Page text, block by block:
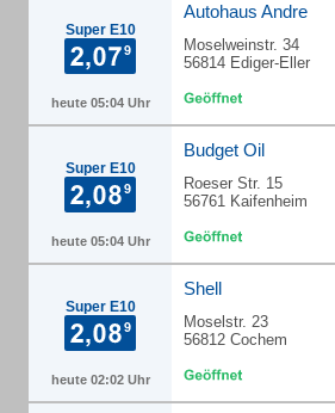
Super E10
heute 05:04 Uhr
Autohaus Andre
Moselweinstr. 34
56814 Ediger-Eller
Super E10
heute 05:04 Uhr
Budget Oil
Roeser Str. 15
56761 Kaifenheim
Super E10
heute 02:02 Uhr
Shell
Moselstr. 23
56812 Cochem